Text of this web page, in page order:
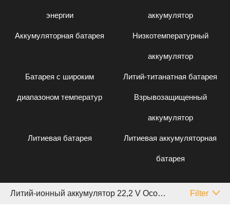
энергии аккумулятор
Аккумуляторная батарея Низкотемпературный
аккумулятор
Батарея с широким
диапазоном температур
Литий-титанатная батарея
Взрывозащищенный
аккумулятор
Литиевая батарея Литиевая аккумуляторная
батарея
Литий-ионный аккумулятор 22,2 V Особый Filter